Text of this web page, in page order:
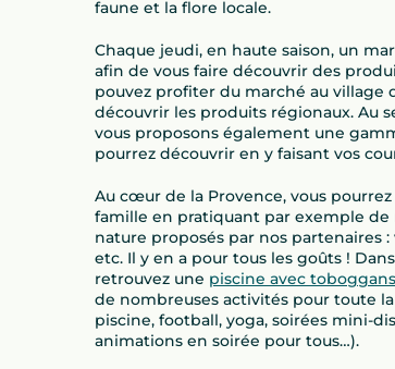
faune et la flore locale.
Chaque jeudi, en haute saison, un
afin de vous faire découvrir des
pouvez profiter du marché au village
découvrir les produits régionaux. Au
vous proposons également une
pourrez découvrir en y faisant vos
Au cœur de la Provence, vous
famille en pratiquant par exemple
nature proposés par nos partenaires
etc. Il y en a pour tous les goûts !
retrouvez une piscine avec
de nombreuses activités pour toute
piscine, football, yoga, soirées mini-
animations en soirée pour tous…).